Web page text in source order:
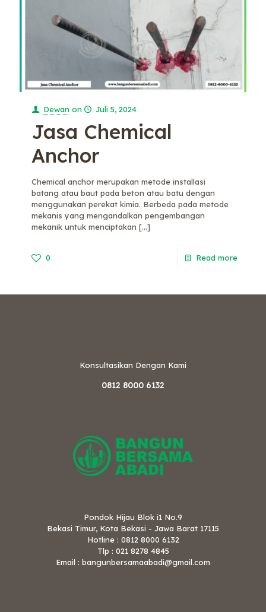
Dewan on Juli 5, 2024
Jasa Chemical
Anchor
Chemical anchor merupakan metode installasi
batang atau baut pada beton atau batu dengan
menggunakan perekat kimia. Berbeda pada metode
mekanis yang mengandalkan pengembangan
mekanik untuk menciptakan […]
0 Read more
Konsultasikan Dengan Kami
0812 8000 6132
Pondok Hijau Blok i1 No.9
Bekasi Timur, Kota Bekasi - Jawa Barat 17115
Hotline : 0812 8000 6132
Tlp : 021 8278 4845
Email : bangunbersamaabadi@gmail.com